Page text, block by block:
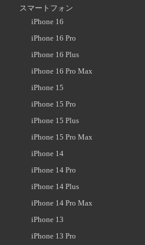
スマートフォン
iPhone 16
iPhone 16 Pro
iPhone 16 Plus
iPhone 16 Pro Max
iPhone 15
iPhone 15 Pro
iPhone 15 Plus
iPhone 15 Pro Max
iPhone 14
iPhone 14 Pro
iPhone 14 Plus
iPhone 14 Pro Max
iPhone 13
iPhone 13 Pro